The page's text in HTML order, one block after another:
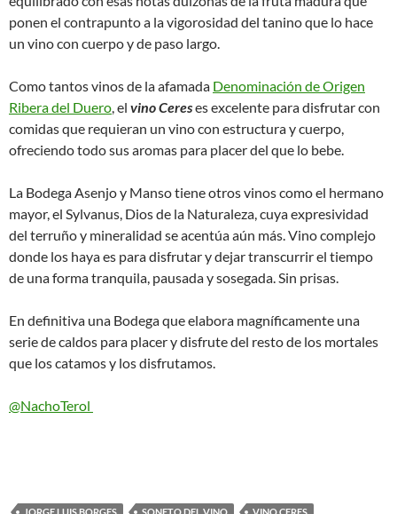
ponen el contrapunto a la vigorosidad del tanino que lo hace
un vino con cuerpo y de paso largo.
Como tantos vinos de la afamada Denominación de Origen
Ribera del Duero, el vino Cereses excelente para disfrutar con
comidas que requieran un vino con estructura y cuerpo,
ofreciendo todo sus aromas para placer del que lo bebe.
La Bodega Asenjo y Manso tiene otros vinos como el hermano
mayor, el Sylvanus, Dios de la Naturaleza, cuya expresividad
del terruño y mineralidad se acentúa aún más. Vino complejo
donde los haya es para disfrutar y dejar transcurrir el tiempo
de una forma tranquila, pausada y sosegada. Sin prisas.
En definitiva una Bodega que elabora magníficamente una
serie de caldos para placer y disfrute del resto de los mortales
que los catamos y los disfrutamos.
@NachoTerol
JORGE LUIS BORGES SONETO DEL VINO
VINO CERES